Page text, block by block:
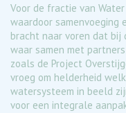
Voor de fractie van
waardoor samenvoeging
bracht naar voren dat bij
waar samen met
zoals de Project
vroeg om helderheid
watersysteem in beeld
voor een integrale